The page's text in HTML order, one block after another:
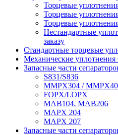
Торцевые
Торцевые
Торцевые
Нестандартные
заказу
Стандартные торцевые
Механические
Запасные части
S831/S836
MMPX304 /
FOPX/LOPX
MAB104, MAB206
MAPX 204
MAPX 207
Запасные части